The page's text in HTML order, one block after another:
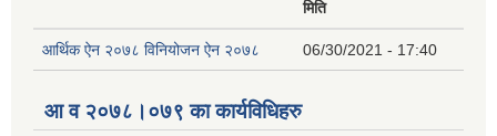
मिति
आर्थिक ऐन २०७८ विनियोजन ऐन २०७८ 06/30/2021 - 17:40
आ व २०७८।०७९ का कार्यविधिहरु